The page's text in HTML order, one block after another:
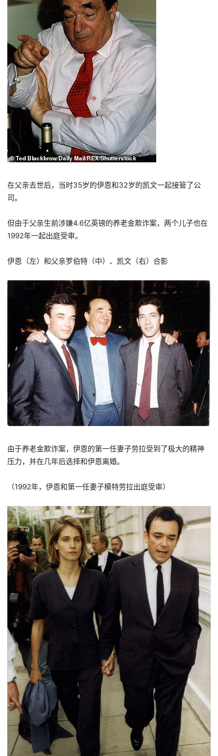
在父亲去世后，当时35岁的伊恩和32岁的凯文一起接管了公
司。
但由于父亲生前涉嫌4.6亿英镑的养老金欺诈案，两个儿子也在
1992年一起出庭受审。
伊恩（左）和父亲罗伯特（中）、凯文（右）合影
由于养老金欺诈案，伊恩的第一任妻子劳拉受到了极大的精神
压力，并在几年后选择和伊恩离婚。
（1992年，伊恩和第一任妻子模特劳拉出庭受审）